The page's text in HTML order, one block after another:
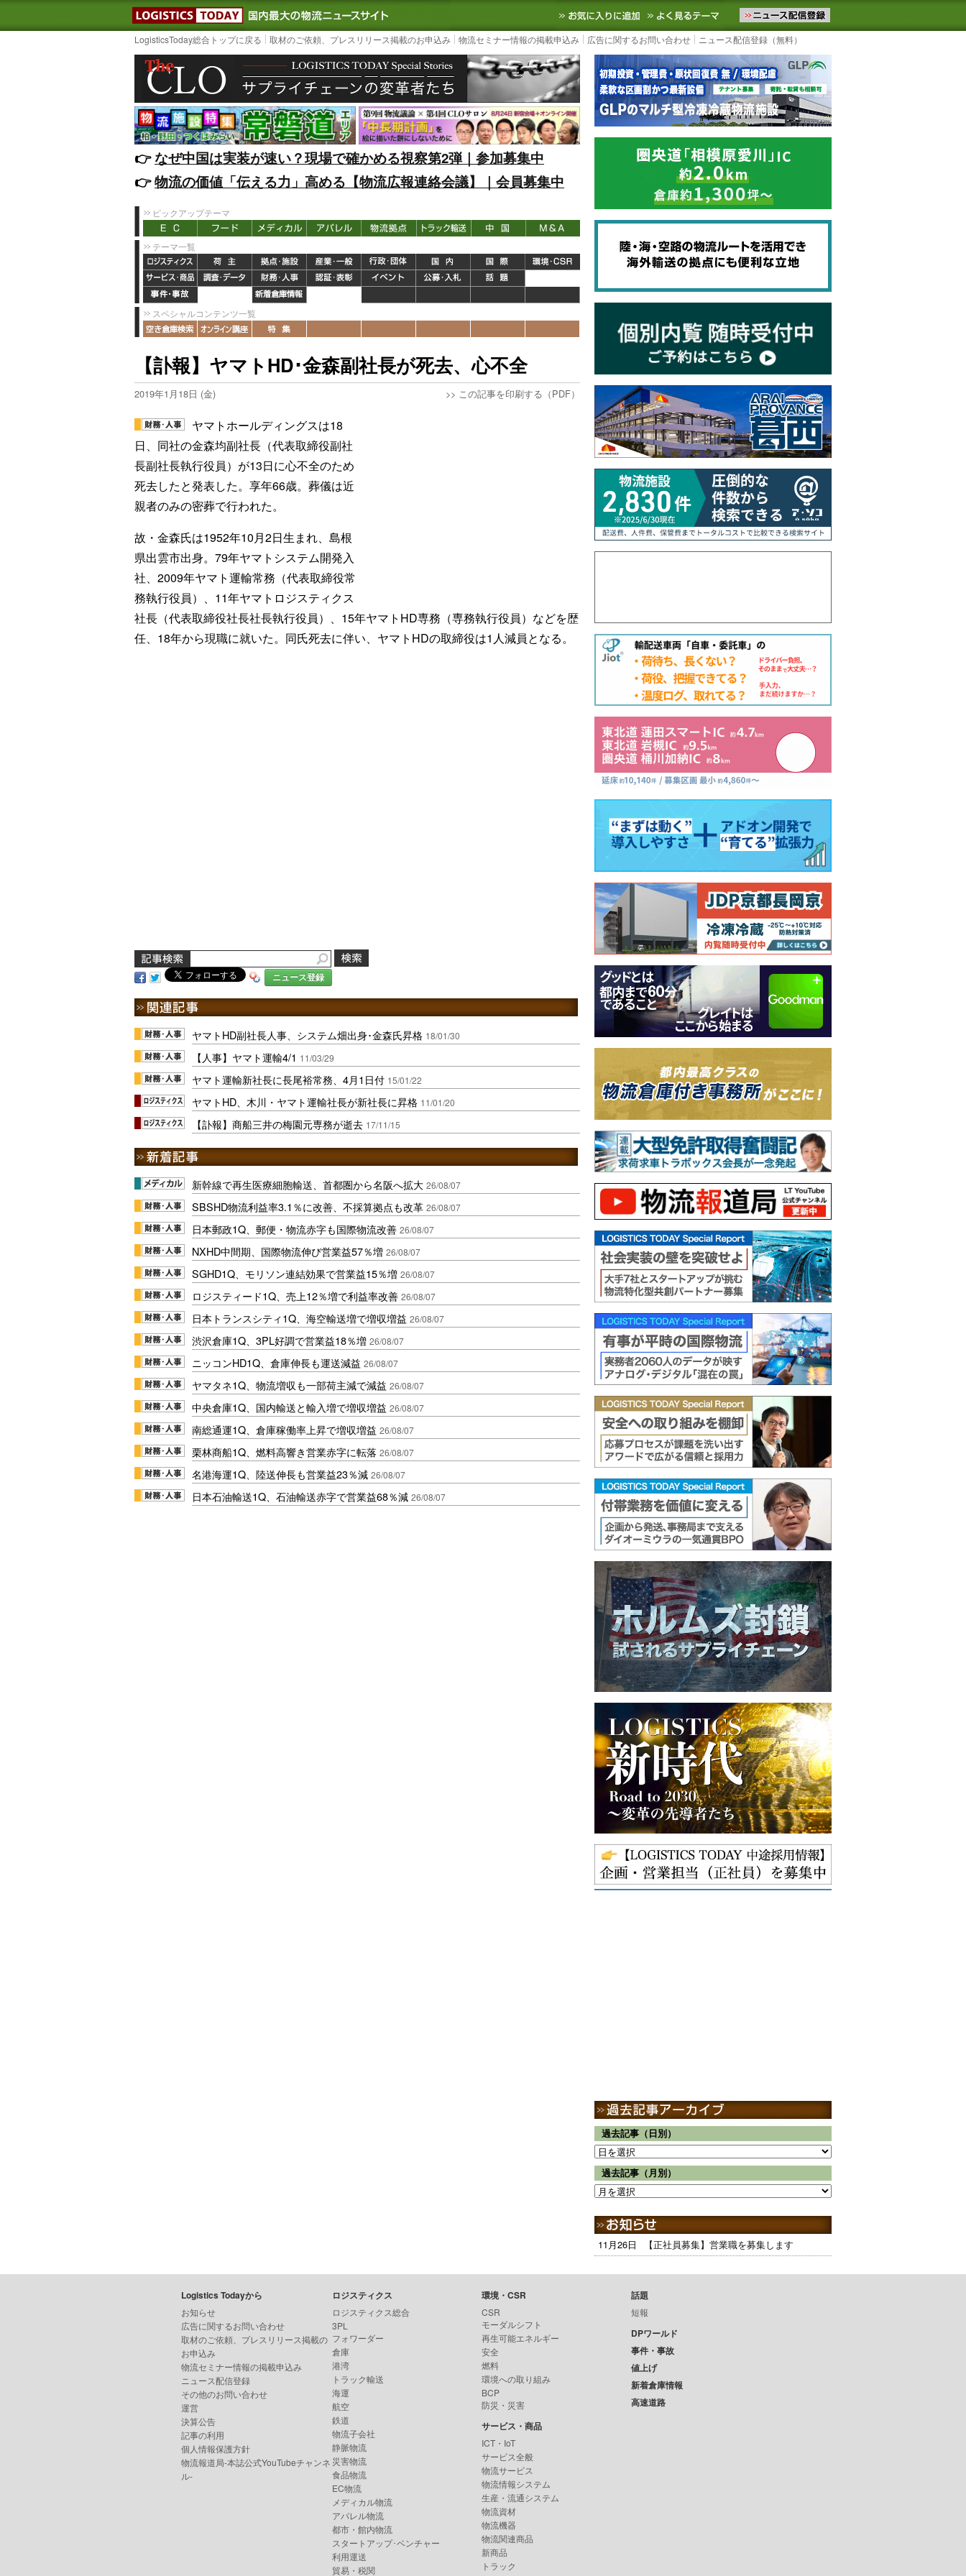
LOGISTICS TODAY｜国内最大の物流ニュースサイト3PL, SCMなど国内外の最新の物流ニュースをお届けします。物流ニュースメール配信を登録す
お気に入りに追加 よく見るテーマ
LogisticsToday総合トップに戻る 取材のご依頼、プレスリリース掲載のお申込み 物流セミナー情報の掲載申込み 広告に関するお問い合わせ ニュース配信登録（無料）
👉️なぜ中国は実装が速い？現場で確かめる視察第2弾｜参加募集中
👉️物流の価値「伝える力」高める【物流広報連絡会議】｜会員募集中
ピックアップテーマ
テーマ一覧
スペシャルコンテンツ一覧
【訃報】ヤマトHD･金森副社長が死去、心不全
2019年1月18日 (金) >> この記事を印刷する（PDF）
ヤマトホールディングスは18
日、同社の金森均副社長（代表取締役副社
長副社長執行役員）が13日に心不全のため
死去したと発表した。享年66歳。葬儀は近
親者のみの密葬で行われた。
故・金森氏は1952年10月2日生まれ、島根
県出雲市出身。79年ヤマトシステム開発入
社、2009年ヤマト運輸常務（代表取締役常
務執行役員）、11年ヤマトロジスティクス
社長（代表取締役社長社長執行役員）、15年ヤマトHD専務（専務執行役員）などを歴
任、18年から現職に就いた。同氏死去に伴い、ヤマトHDの取締役は1人減員となる。
ニュース登録
ヤマトHD副社長人事、システム畑出身･金森氏昇格 18/01/30
【人事】ヤマト運輸4/1 11/03/29
ヤマト運輸新社長に長尾裕常務、4月1日付 15/01/22
ヤマトHD、木川・ヤマト運輸社長が新社長に昇格 11/01/20
【訃報】商船三井の梅園元専務が逝去 17/11/15
新幹線で再生医療細胞輸送、首都圏から名阪へ拡大 26/08/07
SBSHD物流利益率3.1％に改善、不採算拠点も改革 26/08/07
日本郵政1Q、郵便・物流赤字も国際物流改善 26/08/07
NXHD中間期、国際物流伸び営業益57％増 26/08/07
SGHD1Q、モリソン連結効果で営業益15％増 26/08/07
ロジスティード1Q、売上12％増で利益率改善 26/08/07
日本トランスシティ1Q、海空輸送増で増収増益 26/08/07
渋沢倉庫1Q、3PL好調で営業益18％増 26/08/07
ニッコンHD1Q、倉庫伸長も運送減益 26/08/07
ヤマタネ1Q、物流増収も一部荷主減で減益 26/08/07
中央倉庫1Q、国内輸送と輸入増で増収増益 26/08/07
南総通運1Q、倉庫稼働率上昇で増収増益 26/08/07
栗林商船1Q、燃料高響き営業赤字に転落 26/08/07
名港海運1Q、陸送伸長も営業益23％減 26/08/07
日本石油輸送1Q、石油輸送赤字で営業益68％減 26/08/07
過去記事（日別）
過去記事（月別）
11月26日 【正社員募集】営業職を募集します
Logistics Todayから
お知らせ
広告に関するお問い合わせ
取材のご依頼、プレスリリース掲載の
お申込み
物流セミナー情報の掲載申込み
ニュース配信登録
その他のお問い合わせ
運営
決算公告
記事の利用
個人情報保護方針
物流報道局-本誌公式YouTubeチャンネ
ル-
ロジスティクス
ロジスティクス総合
3PL
フォワーダー
倉庫
港湾
トラック輸送
海運
航空
鉄道
物流子会社
静脈物流
災害物流
食品物流
EC物流
メディカル物流
アパレル物流
都市・館内物流
スタートアップ･ベンチャー
利用運送
貿易・税関
環境・CSR
CSR
モーダルシフト
再生可能エネルギー
安全
燃料
環境への取り組み
BCP
防災・災害
サービス・商品
ICT・IoT
サービス全般
物流サービス
物流情報システム
生産・流通システム
物流資材
物流機器
物流関連商品
新商品
トラック
話題
短報
DPワールド
事件・事故
値上げ
新着倉庫情報
高速道路